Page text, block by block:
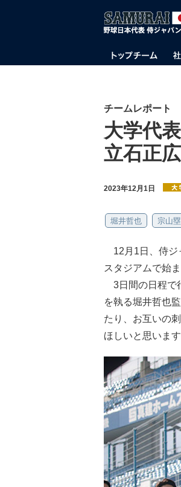
チームレポート
大学代
立石正
2023年12月1日
堀井哲也 宗山塁
12月1日、侍ジ
スタジアムで始ま
3日間の日程で
を執る堀井哲也
たり、お互いの
ほしいと思いま